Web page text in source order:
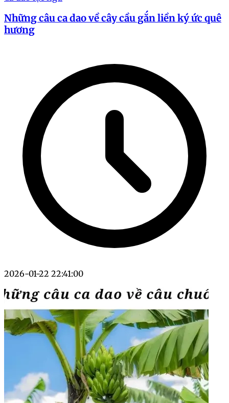
Những câu ca dao về cây cầu gắn liền ký ức quê
hương
2026-01-22 22:41:00